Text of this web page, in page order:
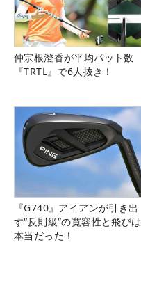
仲宗根澄香が平均パット数
『TRTL』で6人抜き！
『G740』アイアンが引き出
す“反則級”の寛容性と飛びは
本当だった！